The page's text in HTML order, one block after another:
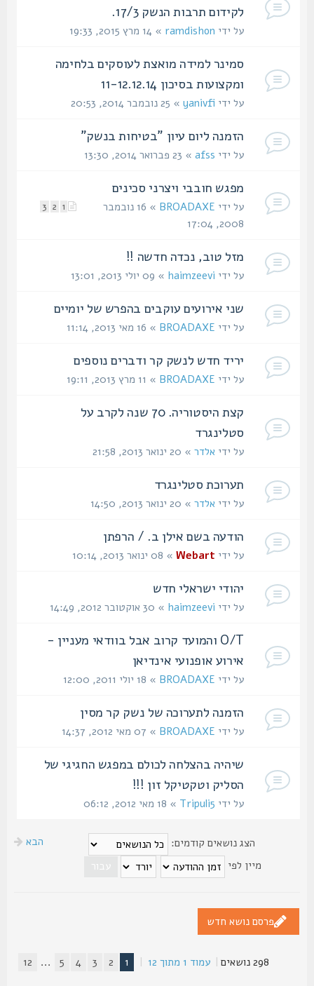
לקידום תרבות הנשק 17/3.
על ידיramdishon» 14 מרץ 2015, 19:33
סמינר למידה מואצת לעוסקים בלחימה
ומקצועות בסיכון 11-12.12.14
על ידיyanivfi» 25 נובמבר 2014, 20:53
הזמנה ליום עיון "בטיחות בנשק"
על ידיafss » 23 פברואר 2014, 13:30
מפגש חובבי ויצרני סכינים
2
3 על ידיBROADAXE
» 16 נובמבר
2008, 17:04
מזל טוב, נכדה חדשה !!
על ידיhaimzeevi» 09 יולי 2013, 13:01
שני אירועים עוקבים בהפרש של יומיים
על ידיBROADAXE» 16 מאי 2013, 11:14
יריד חדש לנשק קר ודברים נוספים
על ידיBROADAXE» 11 מרץ 2013, 19:11
קצת היסטוריה. 70 שנה לקרב על
סטלינגרד
על ידיאלדר » 20 ינואר 2013, 21:58
תערוכת סטלינגרד
על ידיאלדר » 20 ינואר 2013, 14:50
הודעה בשם אילן ב. / הרפתן
על ידיWebart» 08 ינואר 2013, 10:14
יהודי ישראלי חדש
על ידיhaimzeevi» 30 אוקטובר 2012, 14:49
O/T והמועד קרוב אבל בוודאי מעניין -
אירוע אופנועי אינדיאן
על ידיBROADAXE» 18 יולי 2011, 12:00
הזמנה לתערוכה של נשק קר מסין
על ידיBROADAXE» 07 מאי 2012, 14:37
שיהיה בהצלחה לכולם במפגש החגיגי של
הסליק וטקטיקל זון !!!
על ידיTripuli5» 18 מאי 2012, 06:12
הצג נושאים קודמים:
מיין לפי
פרסם נושא חדש
| עמוד1מתוך12
|
1
5
...
12